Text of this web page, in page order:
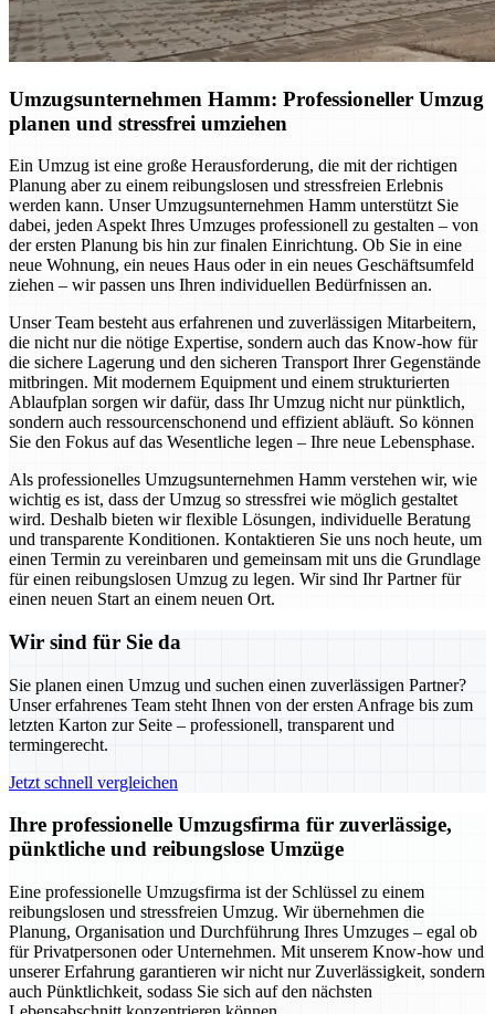
Umzugsunternehmen Hamm: Professioneller Umzug
planen und stressfrei umziehen
Ein Umzug ist eine große Herausforderung, die mit der richtigen
Planung aber zu einem reibungslosen und stressfreien Erlebnis
werden kann. Unser Umzugsunternehmen Hamm unterstützt Sie
dabei, jeden Aspekt Ihres Umzuges professionell zu gestalten – von
der ersten Planung bis hin zur finalen Einrichtung. Ob Sie in eine
neue Wohnung, ein neues Haus oder in ein neues Geschäftsumfeld
ziehen – wir passen uns Ihren individuellen Bedürfnissen an.
Unser Team besteht aus erfahrenen und zuverlässigen Mitarbeitern,
die nicht nur die nötige Expertise, sondern auch das Know-how für
die sichere Lagerung und den sicheren Transport Ihrer Gegenstände
mitbringen. Mit modernem Equipment und einem strukturierten
Ablaufplan sorgen wir dafür, dass Ihr Umzug nicht nur pünktlich,
sondern auch ressourcenschonend und effizient abläuft. So können
Sie den Fokus auf das Wesentliche legen – Ihre neue Lebensphase.
Als professionelles Umzugsunternehmen Hamm verstehen wir, wie
wichtig es ist, dass der Umzug so stressfrei wie möglich gestaltet
wird. Deshalb bieten wir flexible Lösungen, individuelle Beratung
und transparente Konditionen. Kontaktieren Sie uns noch heute, um
einen Termin zu vereinbaren und gemeinsam mit uns die Grundlage
für einen reibungslosen Umzug zu legen. Wir sind Ihr Partner für
einen neuen Start an einem neuen Ort.
Wir sind für Sie da
Sie planen einen Umzug und suchen einen zuverlässigen Partner?
Unser erfahrenes Team steht Ihnen von der ersten Anfrage bis zum
letzten Karton zur Seite – professionell, transparent und
termingerecht.
Jetzt schnell vergleichen
Ihre professionelle Umzugsfirma für zuverlässige,
pünktliche und reibungslose Umzüge
Eine professionelle Umzugsfirma ist der Schlüssel zu einem
reibungslosen und stressfreien Umzug. Wir übernehmen die
Planung, Organisation und Durchführung Ihres Umzuges – egal ob
für Privatpersonen oder Unternehmen. Mit unserem Know-how und
unserer Erfahrung garantieren wir nicht nur Zuverlässigkeit, sondern
auch Pünktlichkeit, sodass Sie sich auf den nächsten